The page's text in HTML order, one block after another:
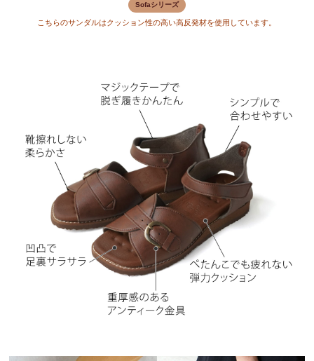
Sofaシリーズ
こちらのサンダルはクッション性の高い高反発材を使用しています。